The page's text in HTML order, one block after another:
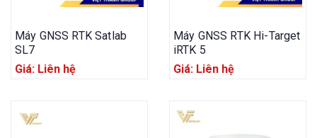
Máy GNSS RTK Satlab
SL7
Giá: Liên hệ
Máy GNSS RTK Hi-Target
iRTK 5
Giá: Liên hệ